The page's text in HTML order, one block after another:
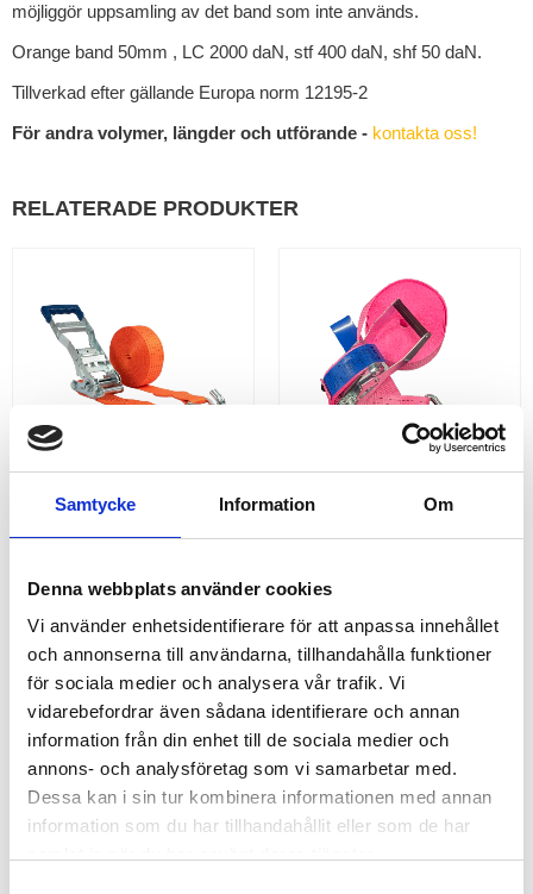
Samtycke Information Om
Denna webbplats använder cookies
Vi använder enhetsidentifierare för att anpassa innehållet
och annonserna till användarna, tillhandahålla funktioner
för sociala medier och analysera vår trafik. Vi
vidarebefordrar även sådana identifierare och annan
information från din enhet till de sociala medier och
annons- och analysföretag som vi samarbetar med.
Dessa kan i sin tur kombinera informationen med annan
information som du har tillhandahållit eller som de har
möjliggör uppsamling av det band som inte används.
Orange band 50mm , LC 2000 daN, stf 400 daN, shf 50 daN.
Tillverkad efter gällande Europa norm 12195-2
För andra volymer, längder och utförande - kontakta oss!
RELATERADE PRODUKTER
BANDSAMLARE
Köp spännband med Ergo
surrning och bandsamlare |
0,4+9,6 mtr med dubbelkrokar,
ERGO spännare. | Spännband
50 mm
275,00 KR
KÖP
Köp rosa spännband i kraftfull
tätvävd polyester | Spännband
10 mtr 50 mm
159,00
INFO
ANDRA KÖPTE ÄVEN